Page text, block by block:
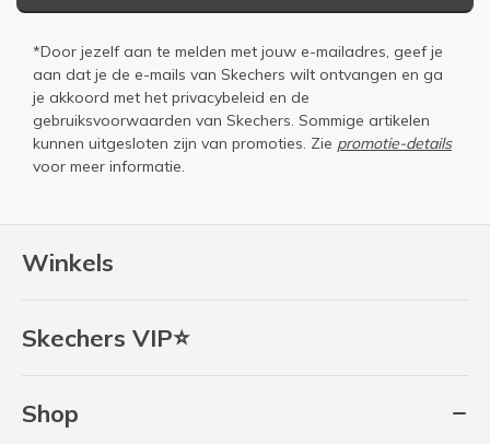
Winkels
Skechers VIP⭐
Shop
*Door jezelf aan te melden met jouw e-mailadres, geef je
aan dat je de e-mails van Skechers wilt ontvangen en ga
je akkoord met het privacybeleid en de
gebruiksvoorwaarden van Skechers. Sommige artikelen
kunnen uitgesloten zijn van promoties. Zie promotie-details
voor meer informatie.